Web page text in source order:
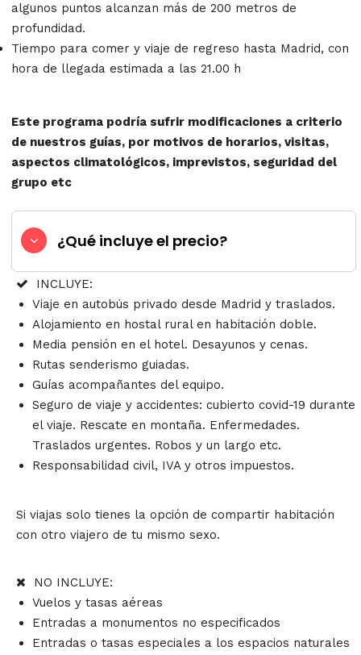
algunos puntos alcanzan más de 200 metros de
profundidad.
Tiempo para comer y viaje de regreso hasta Madrid, con
hora de llegada estimada a las 21.00 h
Este programa podría sufrir modificaciones a criterio
de nuestros guías, por motivos de horarios, visitas,
aspectos climatológicos, imprevistos, seguridad del
grupo etc
¿Qué incluye el precio?
INCLUYE:
Viaje en autobús privado desde Madrid y traslados.
Alojamiento en hostal rural en habitación doble.
Media pensión en el hotel. Desayunos y cenas.
Rutas senderismo guiadas.
Guías acompañantes del equipo.
Seguro de viaje y accidentes: cubierto covid-19 durante
el viaje. Rescate en montaña. Enfermedades.
Traslados urgentes. Robos y un largo etc.
Responsabilidad civil, IVA y otros impuestos.
Si viajas solo tienes la opción de compartir habitación
con otro viajero de tu mismo sexo.
NO INCLUYE:
Vuelos y tasas aéreas
Entradas a monumentos no especificados
Entradas o tasas especiales a los espacios naturales